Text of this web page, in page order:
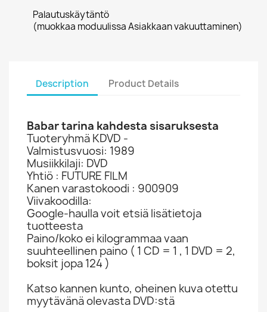
Palautuskäytäntö
(muokkaa moduulissa Asiakkaan vakuuttaminen)
Description Product Details
Babar tarina kahdesta sisaruksesta
Tuoteryhmä KDVD -
Valmistusvuosi: 1989
Musiikkilaji: DVD
Yhtiö : FUTURE FILM
Kanen varastokoodi : 900909
Viivakoodilla:
Google-haulla voit etsiä lisätietoja
tuotteesta
Paino/koko ei kilogrammaa vaan
suuhteellinen paino ( 1 CD = 1 , 1 DVD = 2,
boksit jopa 124 )
Katso kannen kunto, oheinen kuva otettu
myytävänä olevasta DVD:stä